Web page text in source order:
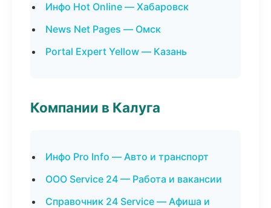
Инфо Hot Online — Хабаровск
News Net Pages — Омск
Portal Expert Yellow — Казань
Компании в Калуга
Инфо Pro Info — Авто и транспорт
ООО Service 24 — Работа и вакансии
Справочник 24 Service — Афиша и